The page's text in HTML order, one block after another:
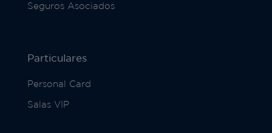
Seguros Asociados
Particulares
Personal Card
Salas VIP